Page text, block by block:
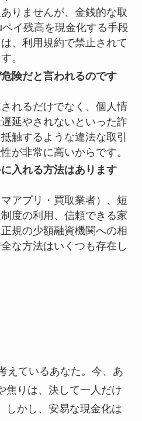
りませんが、金銭的な取
イ残高を現金化する手段
、利用規約で禁止されて
。
険だと言われるのです
れるだけでなく、個人情
延やされないといった詐
触するような違法な取引
が非常に高いからです。
入れる方法はあります
アプリ・買取業者）、短
度の利用、信頼できる家
規の少額融資機関への相
な方法はいくつも存在し
えているあなた。今、あ
焦りは、決して一人だけ
しかし、安易な現金化は